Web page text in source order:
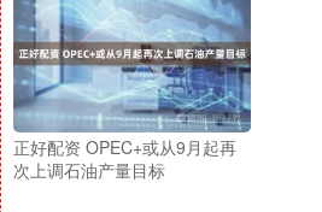
正好配资 OPEC+或从9月起再
次上调石油产量目标